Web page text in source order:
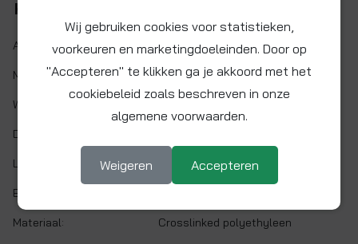
Kenmerken
Artikelnr.: 15BPEX-20x3L
Maat: Ø 15 x 11,6 mm
Wanddikte:
Doorlaat:
Lengte: 300 cm
Buigradius:
Materiaal: Crosslinked polyethyleen
Wij gebruiken cookies voor statistieken,
voorkeuren en marketingdoeleinden. Door op
"Accepteren" te klikken ga je akkoord met het
cookiebeleid zoals beschreven in onze
algemene voorwaarden.
Weigeren Accepteren